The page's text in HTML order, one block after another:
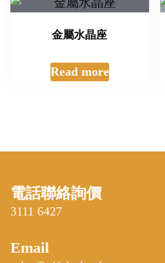
金屬水晶座
Read more
電話聯絡詢價
3111 6427
Email